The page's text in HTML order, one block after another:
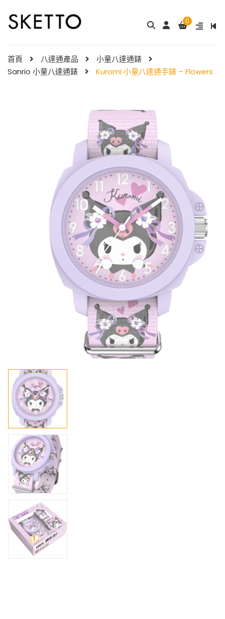
0
首頁 八達通產品
小童八達通錶
Sanrio 小童八達通錶
Kuromi 小童八達通手錶 – Flowers
$ 288.00
Hello Kitty 小童尼龍錶
98.00
Hello Kitty 小童尼龍錶
98.00
$98.00
Little Twin Stars 小童尼龍 ...
$98.00
小童尼龍錶帶 – 玫 ...
$88.00